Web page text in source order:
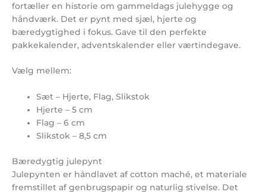
fortæller en historie om gammeldags julehygge og
håndværk. Det er pynt med sjæl, hjerte og
bæredygtighed i fokus. Gave til den perfekte
pakkekalender, adventskalender eller værtindegave.
Vælg mellem:
Sæt – Hjerte, Flag, Slikstok
Hjerte – 5 cm
Flag – 6 cm
Slikstok – 8,5 cm
Bæredygtig julepynt
Julepynten er håndlavet af cotton maché, et materiale
fremstillet af genbrugspapir og naturlig stivelse. Det